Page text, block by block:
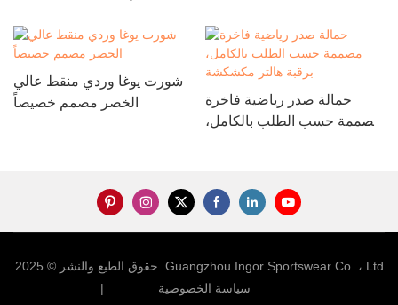
شورت يوغا وردي منقط عالي
الخصر مصمم خصيصاً
حمالة صدر رياضية فاخرة
مصممة حسب الطلب بالكامل،
حقوق الطبع والنشر © 2025 Guangzhou Ingor Sportswear Co. ، Ltd
|
سياسة الخصوصية